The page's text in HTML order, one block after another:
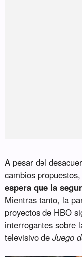
A pesar del
cambios
espera que la
Mientras tanto, la
proyectos de HBO
interrogantes sobre
televisivo deJuego